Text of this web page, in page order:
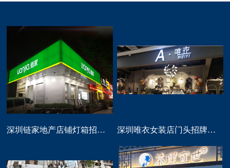
深圳链家地产店铺灯箱招牌定做 深圳唯衣女装店门头招牌设计制作